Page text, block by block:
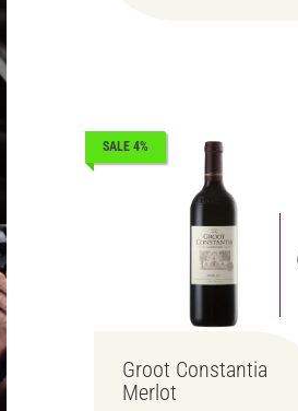
SALE 4%
Groot Constantia
Merlot